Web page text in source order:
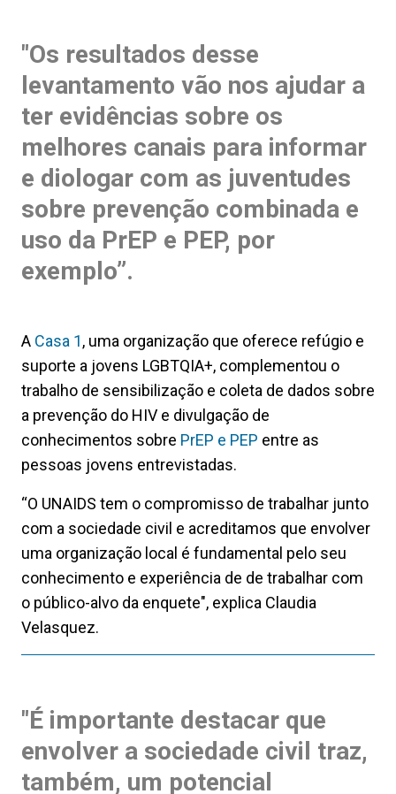
"Os resultados desse
levantamento vão nos ajudar a
ter evidências sobre os
melhores canais para informar
e diologar com as juventudes
sobre prevenção combinada e
uso da PrEP e PEP, por
exemplo”.
A Casa 1, uma organização que oferece refúgio e
suporte a jovens LGBTQIA+, complementou o
trabalho de sensibilização e coleta de dados sobre
a prevenção do HIV e divulgação de
conhecimentos sobre PrEP e PEP entre as
pessoas jovens entrevistadas.
“O UNAIDS tem o compromisso de trabalhar junto
com a sociedade civil e acreditamos que envolver
uma organização local é fundamental pelo seu
conhecimento e experiência de de trabalhar com
o público-alvo da enquete", explica Claudia
Velasquez.
"É importante destacar que
envolver a sociedade civil traz,
também, um potencial